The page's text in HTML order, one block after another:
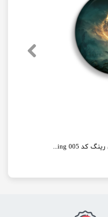
پیکسل ابیگل طرح بازی الدن رینگ کد elden ring 005